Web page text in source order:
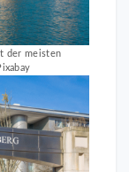
der meisten